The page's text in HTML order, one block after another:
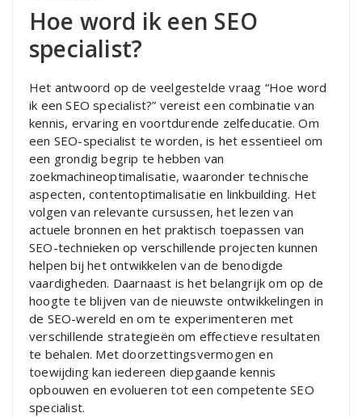
Hoe word ik een SEO
specialist?
Het antwoord op de veelgestelde vraag “Hoe word
ik een SEO specialist?” vereist een combinatie van
kennis, ervaring en voortdurende zelfeducatie. Om
een ​​SEO-specialist te worden, is het essentieel om
een ​​grondig begrip te hebben van
zoekmachineoptimalisatie, waaronder technische
aspecten, contentoptimalisatie en linkbuilding. Het
volgen van relevante cursussen, het lezen van
actuele bronnen en het praktisch toepassen van
SEO-technieken op verschillende projecten kunnen
helpen bij het ontwikkelen van de benodigde
vaardigheden. Daarnaast is het belangrijk om op de
hoogte te blijven van de nieuwste ontwikkelingen in
de SEO-wereld en om te experimenteren met
verschillende strategieën om effectieve resultaten
te behalen. Met doorzettingsvermogen en
toewijding kan iedereen diepgaande kennis
opbouwen en evolueren tot een competente SEO
specialist.